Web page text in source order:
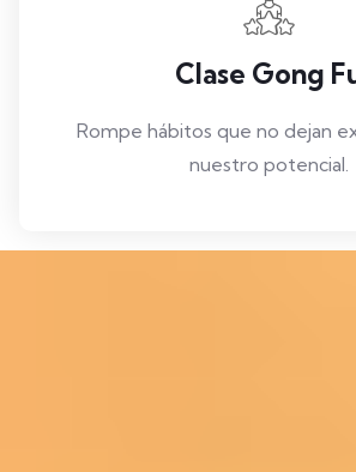
Clase Gong
Rompe hábitos que no dejan
nuestro potencial.